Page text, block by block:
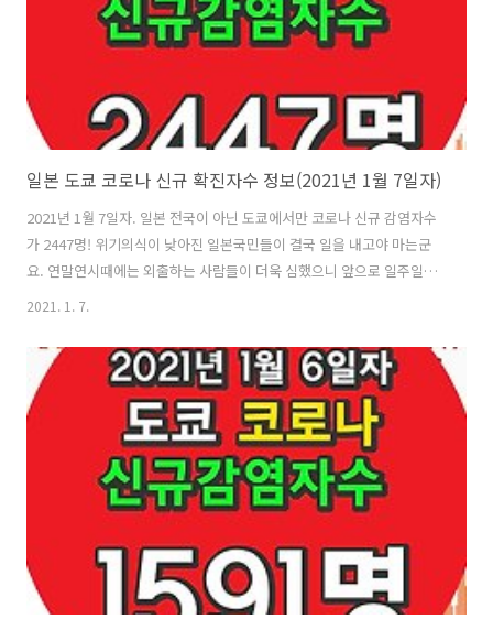
시는 분들이 들어오시곤 합..
일본 도쿄 코로나 신규 확진자수 정보(2021년 1월 7일자)
2021년 1월 7일자. 일본 전국이 아닌 도쿄에서만 코로나 신규 감염자수
가 2447명! 위기의식이 낮아진 일본국민들이 결국 일을 내고야 마는군
요. 연말연시때에는 외출하는 사람들이 더욱 심했으니 앞으로 일주일후
생한 신규 확진자만 2447명. 그것도 도쿄에서만요. 정말 심각한 상황인
데, 앞으로 일본정부가 어떻게 대응해할지 주목이 되네요. 뉴스는 코로나
소식으로 도배가 되었고, 일본 정부는 긴급사태선언을 2021년 1월 8일
부터 약 한달간 다시 선포합니다. 음식점은 오후 8시까지 영업으로 요청
을 하였고, 이에 응하는 곳은 1일 6만엔(약 60만원)을 지급한다는군요. ..
2021. 1. 7.